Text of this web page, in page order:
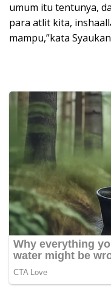
umum itu tentunya,
para atlit kita,
mampu,”kata